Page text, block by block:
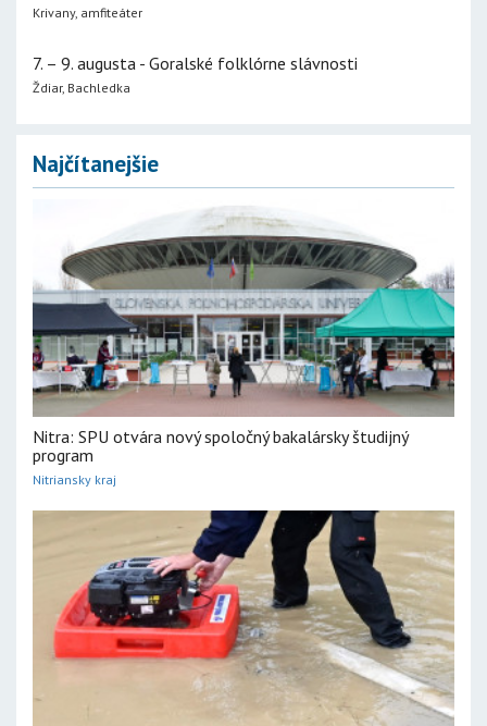
Krivany, amfiteáter
7. – 9. augusta - Goralské folklórne slávnosti
Ždiar, Bachledka
Najčítanejšie
Nitra: SPU otvára nový spoločný bakalársky študijný
program
Nitriansky kraj